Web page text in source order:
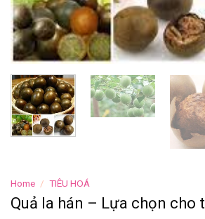
Home / TIÊU HOÁ
Quả la hán – Lựa chọn cho